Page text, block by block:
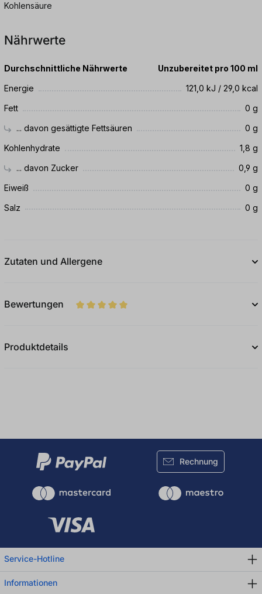
Kohlensäure
Nährwerte
Durchschnittliche Nährwerte
Unzubereitet pro 100 ml
Energie
121,0 kJ / 29,0 kcal
Fett
0 g
... davon gesättigte Fettsäuren
0 g
Kohlenhydrate
1,8 g
... davon Zucker
0,9 g
Eiweiß
0 g
Salz
0 g
Zutaten und Allergene
Bewertungen
Produktdetails
Rechnung
Service-Hotline
Informationen